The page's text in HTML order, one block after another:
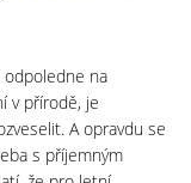
na
v přírodě, je
A opravdu se
s příjemným